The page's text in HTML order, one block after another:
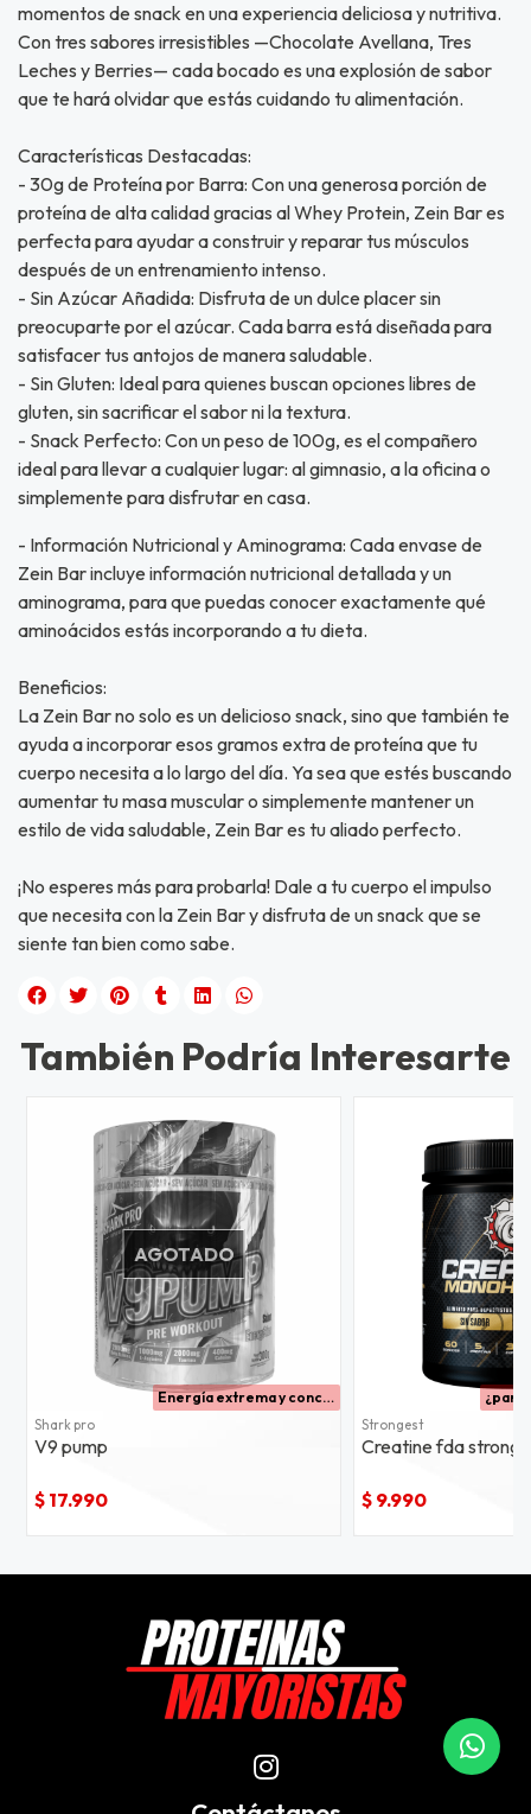
momentos de snack en una experiencia deliciosa y nutritiva.
Con tres sabores irresistibles —Chocolate Avellana, Tres
Leches y Berries— cada bocado es una explosión de sabor
que te hará olvidar que estás cuidando tu alimentación.
Características Destacadas:
- 30g de Proteína por Barra: Con una generosa porción de
proteína de alta calidad gracias al Whey Protein, Zein Bar es
perfecta para ayudar a construir y reparar tus músculos
después de un entrenamiento intenso.
- Sin Azúcar Añadida: Disfruta de un dulce placer sin
preocuparte por el azúcar. Cada barra está diseñada para
satisfacer tus antojos de manera saludable.
- Sin Gluten: Ideal para quienes buscan opciones libres de
gluten, sin sacrificar el sabor ni la textura.
- Snack Perfecto: Con un peso de 100g, es el compañero
ideal para llevar a cualquier lugar: al gimnasio, a la oficina o
simplemente para disfrutar en casa.
- Información Nutricional y Aminograma: Cada envase de
Zein Bar incluye información nutricional detallada y un
aminograma, para que puedas conocer exactamente qué
aminoácidos estás incorporando a tu dieta.
Beneficios:
La Zein Bar no solo es un delicioso snack, sino que también te
ayuda a incorporar esos gramos extra de proteína que tu
cuerpo necesita a lo largo del día. Ya sea que estés buscando
aumentar tu masa muscular o simplemente mantener un
estilo de vida saludable, Zein Bar es tu aliado perfecto.
¡No esperes más para probarla! Dale a tu cuerpo el impulso
que necesita con la Zein Bar y disfruta de un snack que se
siente tan bien como sabe.
También Podría Interesarte
AGOTADO
Energía extrema y concentración absoluta para entrenamientos intensos.
Shark pro
V9 pump
$ 17.990
Strongest
Creatine fda
$ 9.990